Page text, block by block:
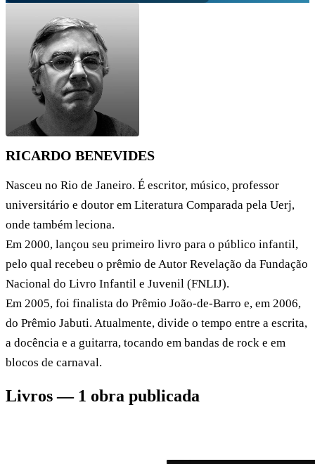
RICARDO BENEVIDES
Nasceu no Rio de Janeiro. É escritor, músico, professor
universitário e doutor em Literatura Comparada pela Uerj,
onde também leciona.
Em 2000, lançou seu primeiro livro para o público infantil,
pelo qual recebeu o prêmio de Autor Revelação da Fundação
Nacional do Livro Infantil e Juvenil (FNLIJ).
Em 2005, foi finalista do Prêmio João-de-Barro e, em 2006,
do Prêmio Jabuti. Atualmente, divide o tempo entre a escrita,
a docência e a guitarra, tocando em bandas de rock e em
blocos de carnaval.
Livros — 1 obra publicada